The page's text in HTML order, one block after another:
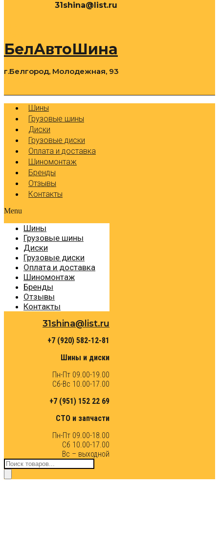
31shina@list.ru
БелАвтоШина
г.Белгород, Молодежная, 93
Шины
Грузовые шины
Диски
Грузовые диски
Оплата и доставка
Шиномонтаж
Бренды
Отзывы
Контакты
Menu
Шины
Грузовые шины
Диски
Грузовые диски
Оплата и доставка
Шиномонтаж
Бренды
Отзывы
Контакты
31shina@list.ru
+7 (920) 582-12-81
Шины и диски
Пн-Пт 09.00-19.00
Сб-Вс 10.00-17.00
+7 (951) 152 22 69
СТО и запчасти
Пн-Пт 09.00-18.00
Сб 10.00-17.00
Вс – выходной
Поиск
товаров